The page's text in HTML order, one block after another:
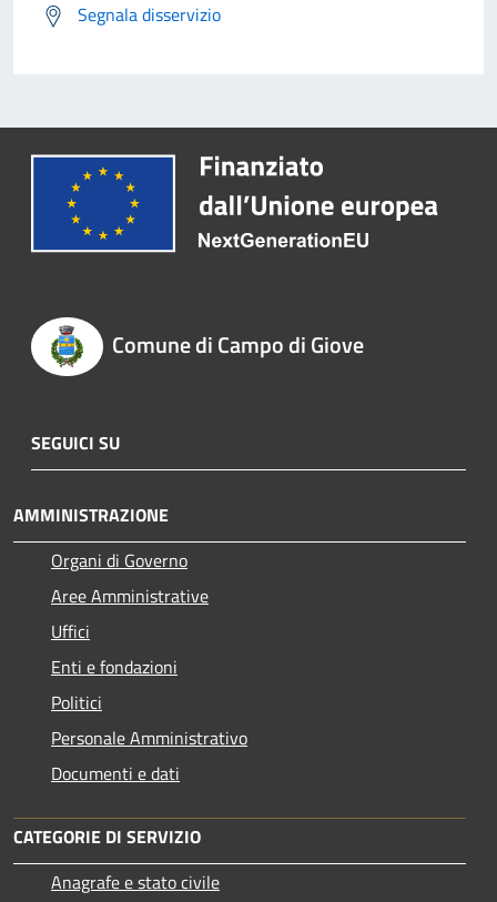
Segnala disservizio
Comune di Campo di Giove
SEGUICI SU
AMMINISTRAZIONE
Organi di Governo
Aree Amministrative
Uffici
Enti e fondazioni
Politici
Personale Amministrativo
Documenti e dati
CATEGORIE DI SERVIZIO
Anagrafe e stato civile